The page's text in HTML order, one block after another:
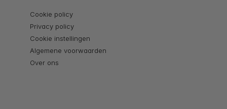
Cookie policy
Privacy policy
Cookie instellingen
Algemene voorwaarden
Over ons